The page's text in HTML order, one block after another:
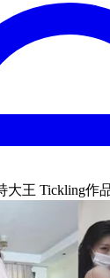
大王 Tickling作